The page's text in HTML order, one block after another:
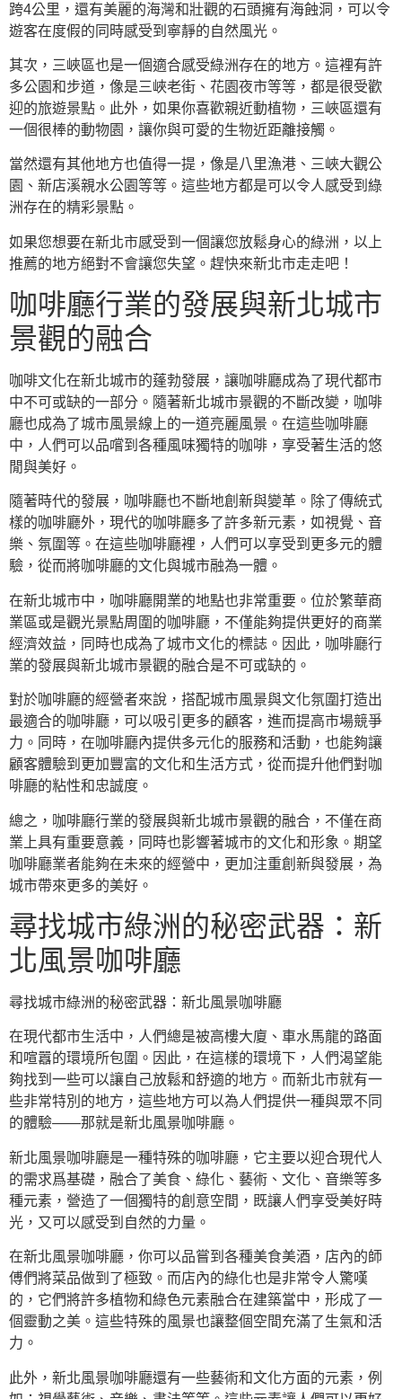
跨4公里，還有美麗的海灣和壯觀的石頭擁有海蝕洞，可以令
遊客在度假的同時感受到寧靜的自然風光。
其次，三峽區也是一個適合感受綠洲存在的地方。這裡有許
多公園和步道，像是三峽老街、花園夜市等等，都是很受歡
迎的旅遊景點。此外，如果你喜歡親近動植物，三峽區還有
一個很棒的動物園，讓你與可愛的生物近距離接觸。
當然還有其他地方也值得一提，像是八里漁港、三峽大觀公
園、新店溪親水公園等等。這些地方都是可以令人感受到綠
洲存在的精彩景點。
如果您想要在新北市感受到一個讓您放鬆身心的綠洲，以上
推薦的地方絕對不會讓您失望。趕快來新北市走走吧！
咖啡廳行業的發展與新北城市
景觀的融合
咖啡文化在新北城市的蓬勃發展，讓咖啡廳成為了現代都市
中不可或缺的一部分。隨著新北城市景觀的不斷改變，咖啡
廳也成為了城市風景線上的一道亮麗風景。在這些咖啡廳
中，人們可以品嚐到各種風味獨特的咖啡，享受著生活的悠
閒與美好。
隨著時代的發展，咖啡廳也不斷地創新與變革。除了傳統式
樣的咖啡廳外，現代的咖啡廳多了許多新元素，如視覺、音
樂、氛圍等。在這些咖啡廳裡，人們可以享受到更多元的體
驗，從而將咖啡廳的文化與城市融為一體。
在新北城市中，咖啡廳開業的地點也非常重要。位於繁華商
業區或是觀光景點周圍的咖啡廳，不僅能夠提供更好的商業
經濟效益，同時也成為了城市文化的標誌。因此，咖啡廳行
業的發展與新北城市景觀的融合是不可或缺的。
對於咖啡廳的經營者來說，搭配城市風景與文化氛圍打造出
最適合的咖啡廳，可以吸引更多的顧客，進而提高市場競爭
力。同時，在咖啡廳內提供多元化的服務和活動，也能夠讓
顧客體驗到更加豐富的文化和生活方式，從而提升他們對咖
啡廳的粘性和忠誠度。
總之，咖啡廳行業的發展與新北城市景觀的融合，不僅在商
業上具有重要意義，同時也影響著城市的文化和形象。期望
咖啡廳業者能夠在未來的經營中，更加注重創新與發展，為
城市帶來更多的美好。
尋找城市綠洲的秘密武器：新
北風景咖啡廳
尋找城市綠洲的秘密武器：新北風景咖啡廳
在現代都市生活中，人們總是被高樓大廈、車水馬龍的路面
和喧囂的環境所包圍。因此，在這樣的環境下，人們渴望能
夠找到一些可以讓自己放鬆和舒適的地方。而新北市就有一
些非常特別的地方，這些地方可以為人們提供一種與眾不同
的體驗——那就是新北風景咖啡廳。
新北風景咖啡廳是一種特殊的咖啡廳，它主要以迎合現代人
的需求爲基礎，融合了美食、綠化、藝術、文化、音樂等多
種元素，營造了一個獨特的創意空間，既讓人們享受美好時
光，又可以感受到自然的力量。
在新北風景咖啡廳，你可以品嘗到各種美食美酒，店內的師
傅們將菜品做到了極致。而店內的綠化也是非常令人驚嘆
的，它們將許多植物和綠色元素融合在建築當中，形成了一
個靈動之美。這些特殊的風景也讓整個空間充滿了生氣和活
力。
此外，新北風景咖啡廳還有一些藝術和文化方面的元素，例